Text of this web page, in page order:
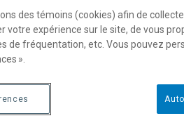
Ralickas
des témoins (cookies) afin de
votre expérience sur le site, de vous
de fréquentation, etc. Vous pouvez
».